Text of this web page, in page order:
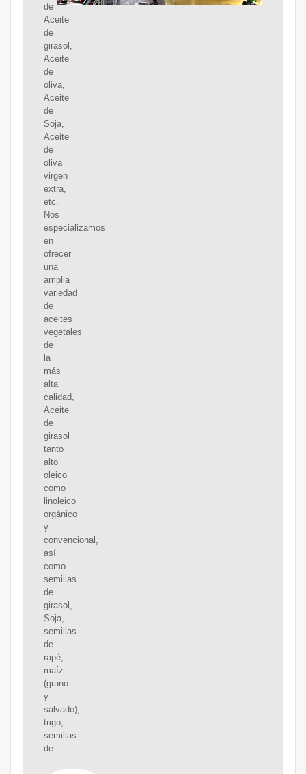
de
Aceite
de
girasol,
Aceite
de
oliva,
Aceite
de
Soja,
Aceite
de
oliva
virgen
extra,
etc.
Nos
especializamos
en
ofrecer
una
amplia
variedad
de
aceites
vegetales
de
la
más
alta
calidad,
Aceite
de
girasol
tanto
alto
oleico
como
linoleico
orgánico
y
convencional,
así
como
semillas
de
girasol,
Soja,
semillas
de
rapé,
maíz
(grano
y
salvado),
trigo,
semillas
de